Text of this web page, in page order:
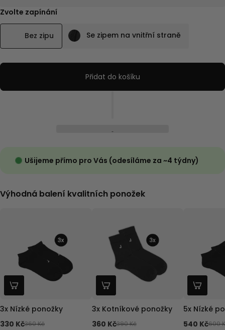
Zvolte zapínání
Bez zipu Se zipem na vnitřní straně
Přidat do košíku
Ušijeme přímo pro Vás (odesíláme za ~4 týdny)
Výhodná balení kvalitních ponožek
3x Nízké ponožky
330 Kč360 Kč
3x Kotníkové ponožky
360 Kč390 Kč
5x Nízké
540 Kč600